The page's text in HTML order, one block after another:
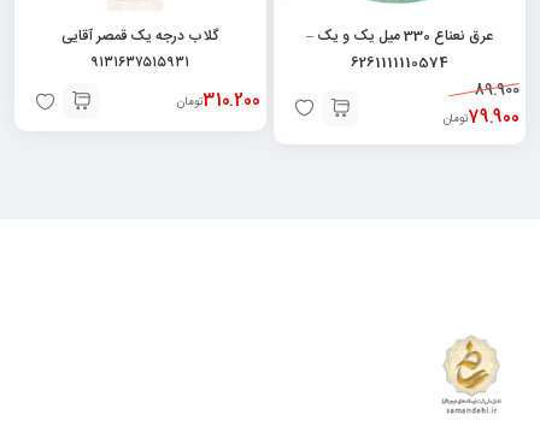
عرق نعناع 330 میل یک و یک –
6261111110574
89.900
79.900تومان
گلاب درجه یک قمصر آقایی
۹۱۳۱۶۳۷۵۱۵۹۳۱
310.200تومان